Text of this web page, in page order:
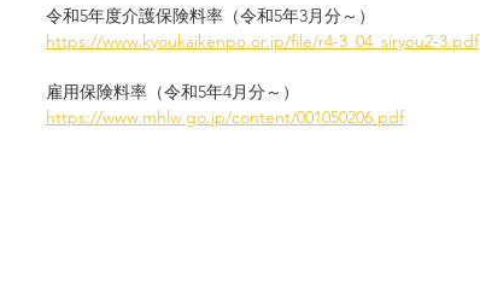
令和5年度介護保険料率（令和5年3月分～）
https://www.kyoukaikenpo.or.jp/file/r4-3_04_siryou2-3.pdf
雇用保険料率（令和5年4月分～）
https://www.mhlw.go.jp/content/001050206.pdf